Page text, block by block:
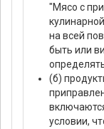
"Мясо с
на всей
быть или
(б)
условии,